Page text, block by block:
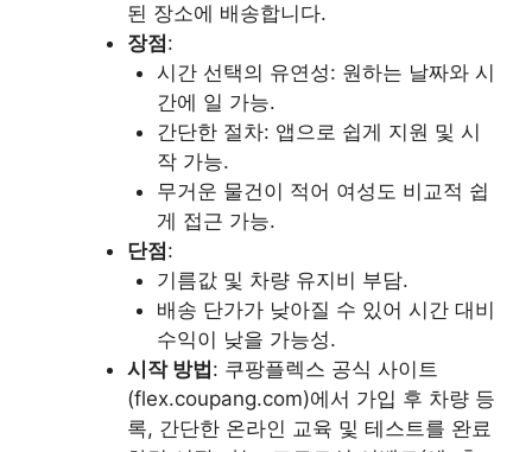
된 장소에 배송합니다.
장점 :
시간 선택의 유연성: 원하는 날짜와 시
간에 일 가능.
간단한 절차: 앱으로 쉽게 지원 및 시
작 가능.
무거운 물건이 적어 여성도 비교적 쉽
게 접근 가능.
단점 :
기름값 및 차량 유지비 부담.
배송 단가가 낮아질 수 있어 시간 대비
수익이 낮을 가능성.
시작 방법 : 쿠팡플렉스 공식 사이트
(flex.coupang.com)에서 가입 후 차량 등
록, 간단한 온라인 교육 및 테스트를 완료